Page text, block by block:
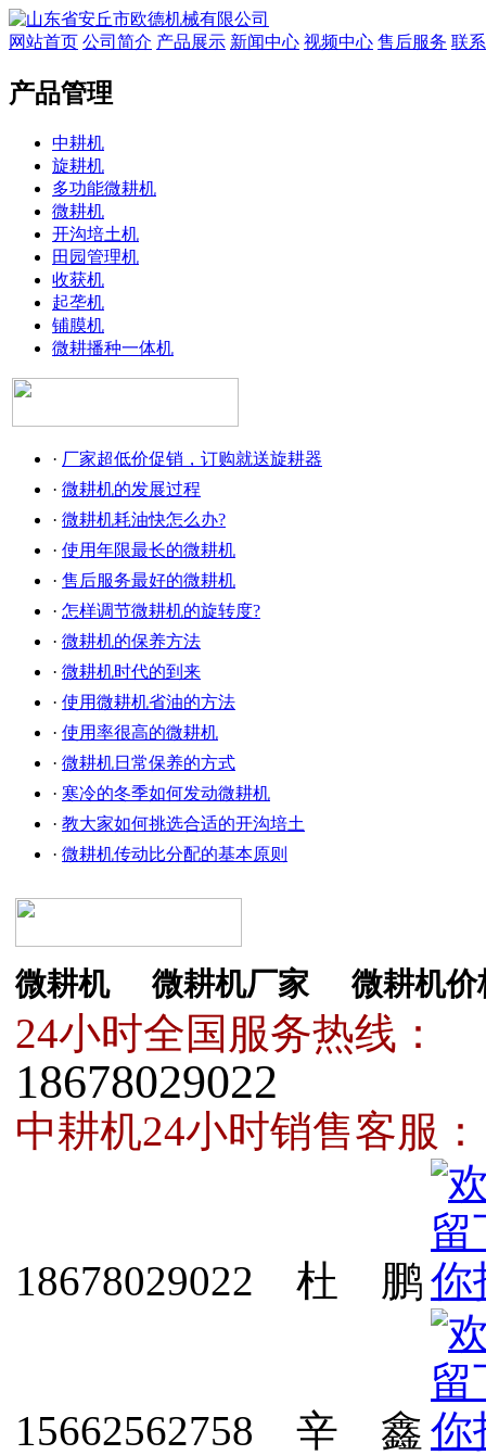
网站首页 公司简介 产品展示 新闻中心 视频中心 售后服务 联
产品管理
中耕机
旋耕机
多功能微耕机
微耕机
开沟培土机
田园管理机
收获机
起垄机
铺膜机
微耕播种一体机
· 厂家超低价促销，订购就送旋耕器
· 微耕机的发展过程
· 微耕机耗油快怎么办?
· 使用年限最长的微耕机
· 售后服务最好的微耕机
· 怎样调节微耕机的旋转度?
· 微耕机的保养方法
· 微耕机时代的到来
· 使用微耕机省油的方法
· 使用率很高的微耕机
· 微耕机日常保养的方式
· 寒冷的冬季如何发动微耕机
· 教大家如何挑选合适的开沟培土
· 微耕机传动比分配的基本原则
微耕机 微耕机厂家 微耕机价
24小时全国服务热线：
18678029022
中耕机24小时销售客服：
18678029022 杜 鹏
15662562758 辛 鑫